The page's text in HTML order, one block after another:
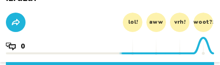
lol! aww vrh! woot?!
0